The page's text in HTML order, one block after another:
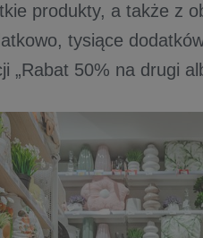
produkty, a także z
tysiące
„Rabat 50% na drugi